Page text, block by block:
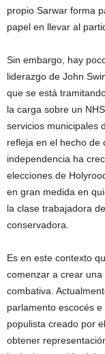
propio Sarwar forma
papel en llevar al
Sin embargo, hay
liderazgo de John
que se está
la carga sobre un
servicios municipales
refleja en el hecho de
independencia ha
elecciones de
en gran medida en
la clase trabajadora
conservadora.
Es en este contexto
comenzar a crear
combativa.
parlamento escocés
populista creado por
obtener